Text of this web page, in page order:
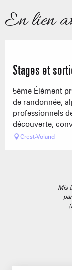
En lien
Stages et
5ème Élément
de randonnée,
professionnels
découverte,
Crest-Voland
Mis